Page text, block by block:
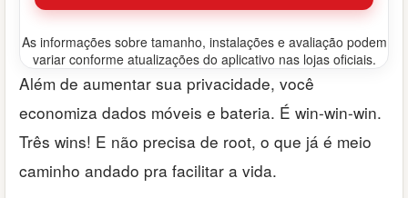
As informações sobre tamanho, instalações e avaliação podem
variar conforme atualizações do aplicativo nas lojas oficiais.
Além de aumentar sua privacidade, você
economiza dados móveis e bateria. É win-win-win.
Três wins! E não precisa de root, o que já é meio
caminho andado pra facilitar a vida.